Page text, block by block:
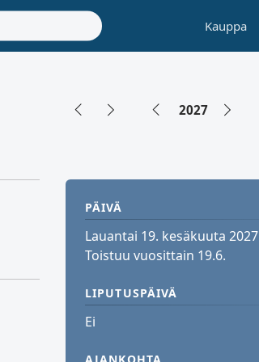
Kauppa
2027
PÄIVÄ
Lauantai 19. kesäkuuta 2027
Toistuu vuosittain 19.6.
LIPUTUSPÄIVÄ
Ei